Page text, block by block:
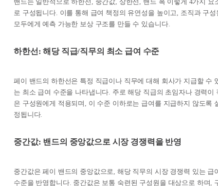
밴드는 일반적으로 하한선, 중간값, 상한선, 밴드 폭 이렇게 4가지 요
로 구성됩니다. 이를 통해 급여 책정의 유연성을 높이고, 조직과 구성
모두에게 예측 가능한 보상 구조를 만들 수 있습니다.
하한선: 해당 직급/직무의 최소 급여 수준
페이 밴드의 하한선은 특정 직급이나 직무에 대해 회사가 지급할 수
는 최소 급여 수준을 나타냅니다. 주로 해당 직급의 초임자나 경력이
은 구성원에게 적용되며, 이 수준 이하로는 급여를 지급하지 않도록
정됩니다.
중간값: 밴드의 중앙값으로 시장 경쟁력을 반영
중간값은 페이 밴드의 중앙값으로, 해당 직무의 시장 경쟁력 있는 급
수준을 반영합니다. 중간값은 보통 숙련된 구성원을 대상으로 하며,